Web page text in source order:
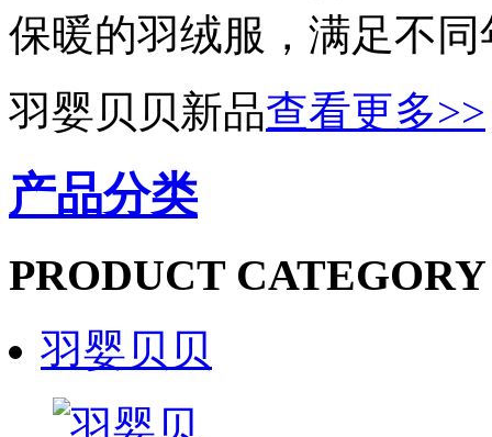
保暖的羽绒服，满足不
羽婴贝贝新品查看更多>>
产品分类
PRODUCT CATEGORY
羽婴贝贝